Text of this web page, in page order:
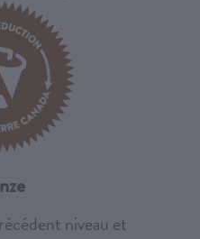
niveau et